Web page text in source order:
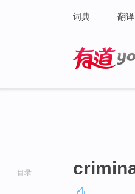
词典 翻译
目录